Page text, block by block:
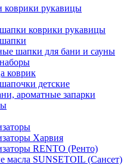
коврики рукавицы
коврики рукавицы
шапки для бани и сауны
коврик
детские
ароматные запарки
Харвия
RENTO (Ренто)
масла SUNSETOIL (Сансет)